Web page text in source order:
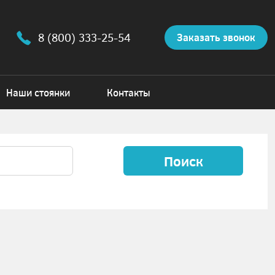
8 (800) 333-25-54 Заказать звонок
Наши стоянки Контакты
Поиск